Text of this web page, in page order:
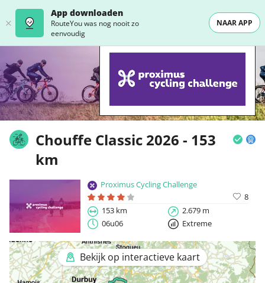
App downloaden
RouteYou was nog nooit zo
eenvoudig
NAAR APP
Chouffe Classic 2026 - 153
km
Proximus Cycling Challenge
8
153 km
2.679 m
06u06
Extreme
Bekijk op interactieve kaart